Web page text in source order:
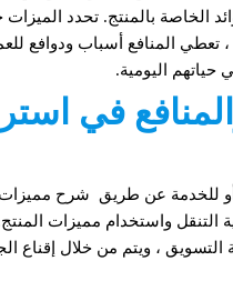
الخاصة بالمنتج. تحدد
المنافع أسباب ودوافع
حياتهم اليومية.
في
أو للخدمة عن طريق شرح مميزات
التنقل واستخدام مميزات
التسويق ، ويتم من خلال إقناع